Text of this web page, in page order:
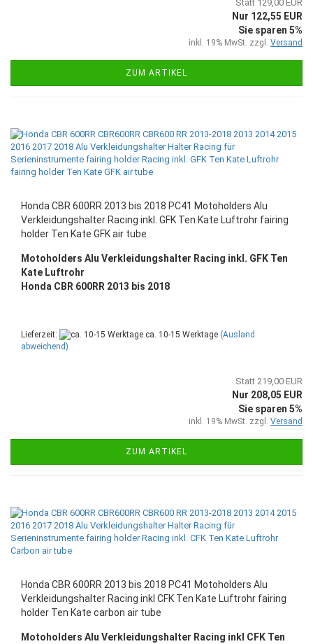
Statt 129,00 EUR
Nur 122,55 EUR
Sie sparen 5%
inkl. 19% MwSt. zzgl. Versand
ZUM ARTIKEL
Honda CBR 600RR 2013 bis 2018 PC41 Motoholders Alu
Verkleidungshalter Racing inkl. GFK Ten Kate Luftrohr fairing
holder Ten Kate GFK air tube
Motoholders Alu Verkleidungshalter Racing inkl. GFK Ten
Kate Luftrohr
Honda CBR 600RR 2013 bis 2018
Lieferzeit: ca. 10-15 Werktage (Ausland
abweichend)
Statt 219,00 EUR
Nur 208,05 EUR
Sie sparen 5%
inkl. 19% MwSt. zzgl. Versand
ZUM ARTIKEL
Honda CBR 600RR 2013 bis 2018 PC41 Motoholders Alu
Verkleidungshalter Racing inkl CFK Ten Kate Luftrohr fairing
holder Ten Kate carbon air tube
Motoholders Alu Verkleidungshalter Racing inkl CFK Ten